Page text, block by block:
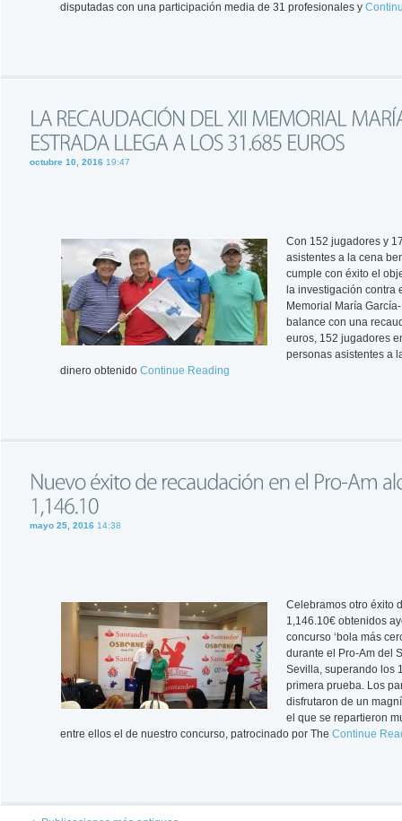
disputadas con una participación media de 31 profesionales y
octubre 10, 2016 19:47
Con 152 jugadores y
asistentes a la cena
cumple con éxito el
la investigación contra
Memorial María
balance con una
euros, 152 jugadores
personas asistentes a
dinero obtenido Continue Reading
mayo 25, 2016 14:38
Celebramos otro éxito
1,146.10€ obtenidos
concurso ‘bola más
durante el Pro-Am del
Sevilla, superando los
primera prueba. Los
disfrutaron de un
el que se repartieron
entre ellos el de nuestro concurso, patrocinado por The Continue